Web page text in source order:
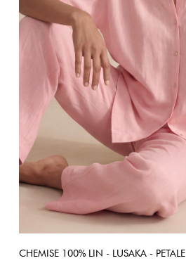
CHEMISE 100% LIN - LUSAKA - PETALE